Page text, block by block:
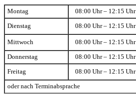
Montag 08:00 Uhr – 12:15 Uhr
Dienstag 08:00 Uhr – 12:15 Uhr
Mittwoch 08:00 Uhr – 12:15 Uhr
Donnerstag 08:00 Uhr – 12:15 Uhr
Freitag 08:00 Uhr – 12:15 Uhr
oder nach Terminabsprache